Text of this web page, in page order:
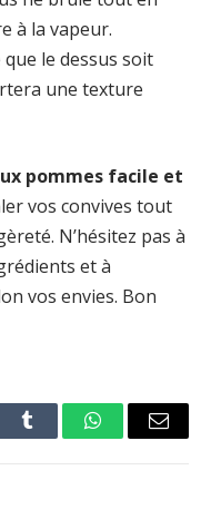
à la vapeur.
que le dessus soit
une texture
pommes facile et
vos convives tout
N’hésitez pas à
et à
vos envies. Bon
Tumblr WhatsAppEmail